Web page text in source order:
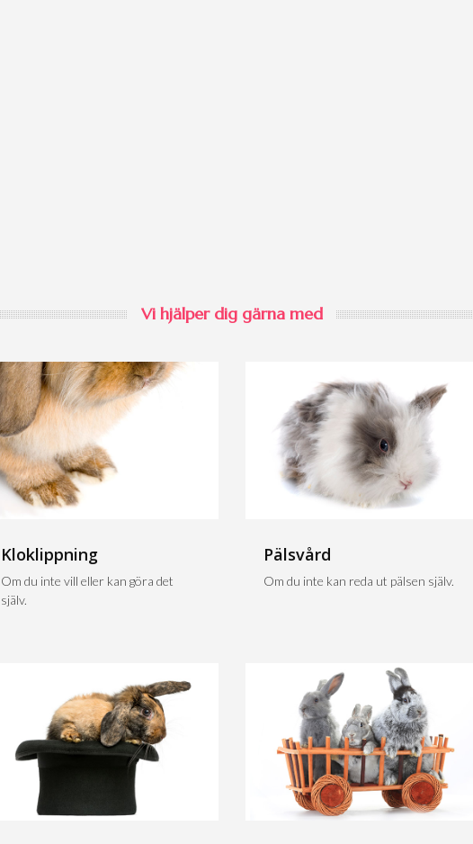
Vi hjälper dig gärna med
Kloklippning
Om du inte vill eller kan göra det
själv.
Pälsvård
Om du inte kan reda ut pälsen själv.